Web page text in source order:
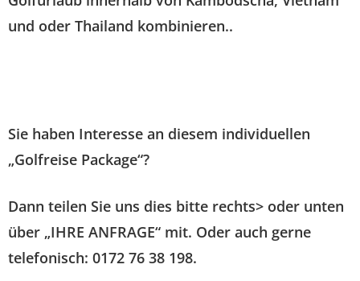
und oder Thailand kombinieren..
Sie haben Interesse an diesem individuellen
„Golfreise Package“?
Dann teilen Sie uns dies bitte rechts> oder unten
über „IHRE ANFRAGE“ mit. Oder auch gerne
telefonisch: 0172 76 38 198.